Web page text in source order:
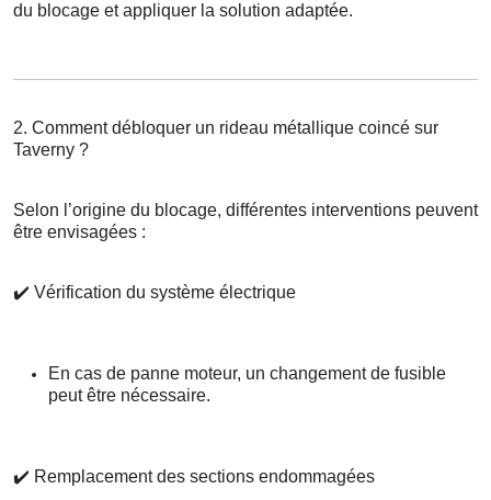
du blocage et appliquer la solution adaptée.
2. Comment débloquer un rideau métallique coincé sur
Taverny ?
Selon l’origine du blocage, différentes interventions peuvent
être envisagées :
✔️ Vérification du système électrique
En cas de panne moteur, un changement de fusible
peut être nécessaire.
✔️ Remplacement des sections endommagées